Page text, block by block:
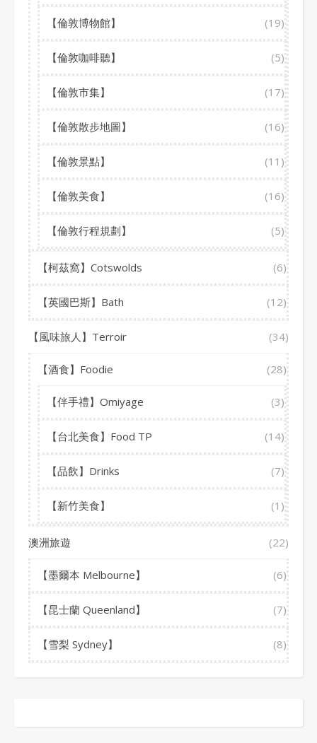
【倫敦博物館】 (19)
【倫敦咖啡聽】 (5)
【倫敦市集】 (17)
【倫敦散步地圖】 (16)
【倫敦景點】 (11)
【倫敦美食】 (16)
【倫敦行程規劃】 (5)
【柯茲窩】Cotswolds (6)
【英國巴斯】Bath (12)
【風味旅人】Terroir (34)
【酒食】Foodie (28)
【伴手禮】Omiyage (3)
【台北美食】Food TP (14)
【品飲】Drinks (7)
【新竹美食】 (1)
澳洲旅遊 (22)
【墨爾本 Melbourne】 (6)
【昆士蘭 Queenland】 (7)
【雪梨 Sydney】 (8)